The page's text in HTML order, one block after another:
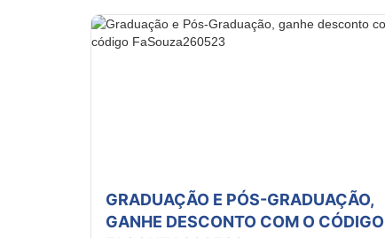
GRADUAÇÃO E PÓS-GRADUAÇÃO,
GANHE DESCONTO COM O CÓDIGO